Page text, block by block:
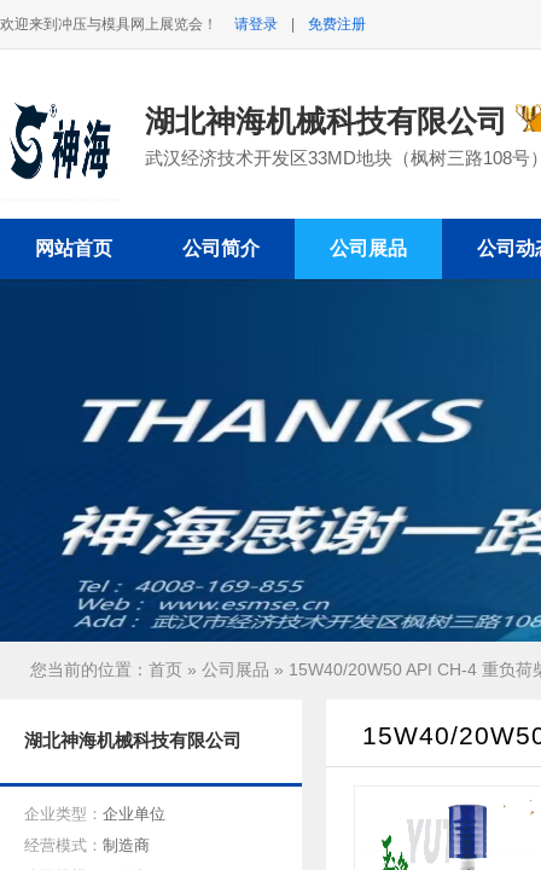
欢迎来到冲压与模具网上展览会！ 请登录 免费注册
湖北神海机械科技有限公司
武汉经济技术开发区33MD地块（枫树三路108号
网站首页 公司简介 公司展品 公司动
您当前的位置： 首页 » 公司展品 » 15W40/20W50 API CH-4 重负荷
湖北神海机械科技有限公司
企业类型： 企业单位
经营模式： 制造商
15W40/